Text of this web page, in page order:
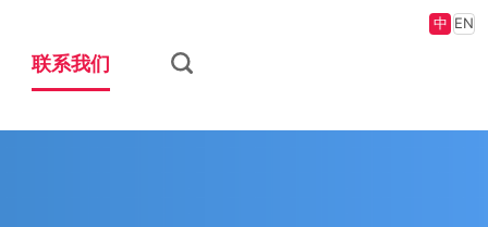
中 EN
联系我们